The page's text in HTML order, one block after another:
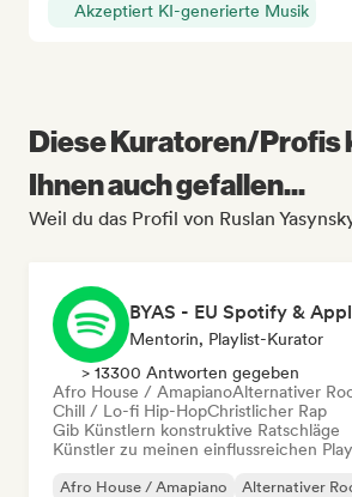
Akzeptiert KI-generierte Musik
Diese Kuratoren/Profis
Ihnen auch gefallen...
Weil du das Profil von Ruslan
Mentorin, Playlist-Kurator
> 13300 Antworten gegeben
Afro House / AmapianoAlternativer
Chill / Lo-fi Hip-HopChristlicher Rap
Gib Künstlern konstruktive Ratschläge
Künstler zu meinen einflussreichen
Afro House / Amapiano Alternativer